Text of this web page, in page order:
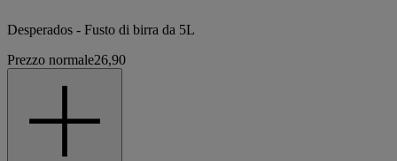
Desperados - Fusto di birra da 5L
Prezzo normale26,90